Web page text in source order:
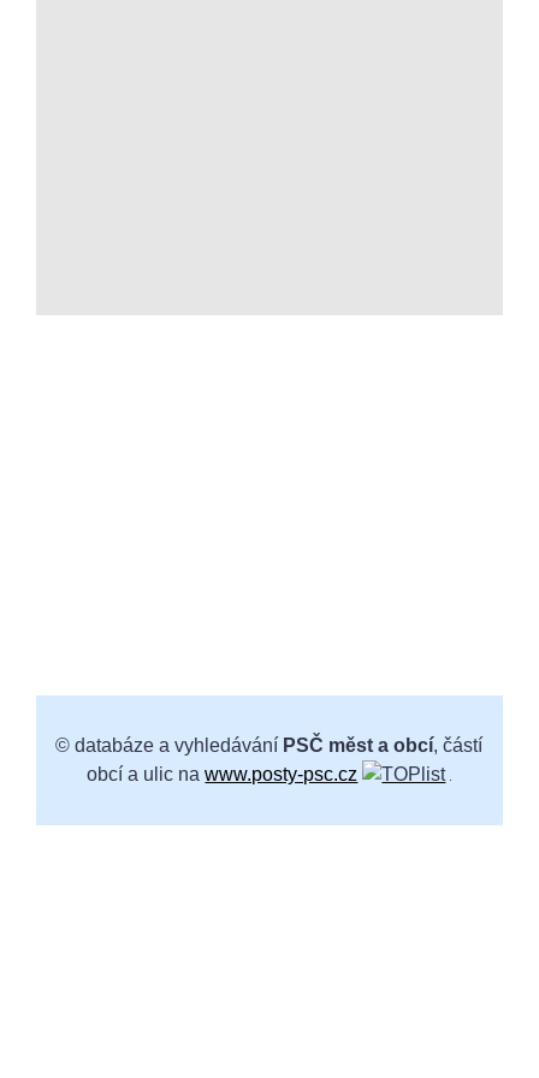
© databáze a vyhledávání PSČ měst a obcí, částí
obcí a ulic nawww.posty-psc.cz